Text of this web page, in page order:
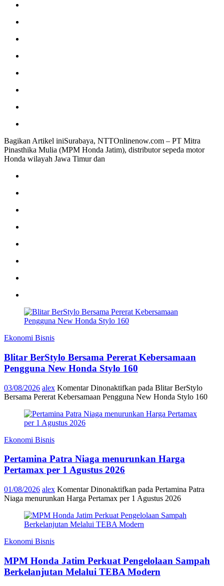
Bagikan Artikel iniSurabaya, NTTOnlinenow.com – PT Mitra
Pinasthika Mulia (MPM Honda Jatim), distributor sepeda motor
Honda wilayah Jawa Timur dan
Ekonomi Bisnis
Blitar BerStylo Bersama Pererat Kebersamaan
Pengguna New Honda Stylo 160
03/08/2026 alex Komentar Dinonaktifkan pada Blitar BerStylo
Bersama Pererat Kebersamaan Pengguna New Honda Stylo 160
Ekonomi Bisnis
Pertamina Patra Niaga menurunkan Harga
Pertamax per 1 Agustus 2026
01/08/2026 alex Komentar Dinonaktifkan pada Pertamina Patra
Niaga menurunkan Harga Pertamax per 1 Agustus 2026
Ekonomi Bisnis
MPM Honda Jatim Perkuat Pengelolaan Sampah
Berkelanjutan Melalui TEBA Modern